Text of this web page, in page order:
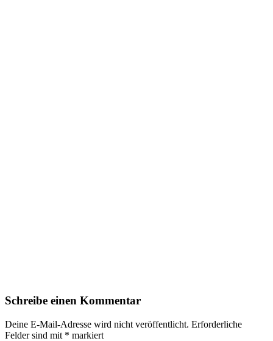
Schreibe einen Kommentar
Deine E-Mail-Adresse wird nicht veröffentlicht. Erforderliche
Felder sind mit * markiert